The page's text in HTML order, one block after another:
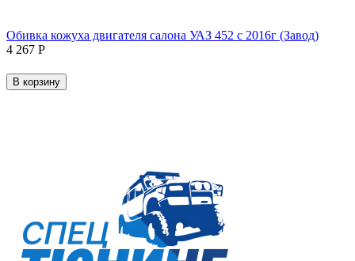
Обивка кожуха двигателя салона УАЗ 452 с 2016г (Завод)
4 267 Р
В корзину